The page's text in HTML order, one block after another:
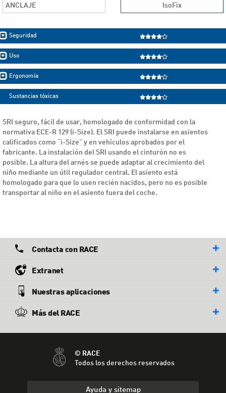
ANCLAJE IsoFix
Seguridad
Uso
Ergonomía
Sustancias tóxicas
SRI seguro, fácil de usar, homologado de conformidad con la
normativa ECE-R 129 (i-Size). El SRI puede instalarse en asientos
calificados como “i-Size” y en vehículos aprobados por el
fabricante. La instalación del SRI usando el cinturón no es
posible. La altura del arnés se puede adaptar al crecimiento del
niño mediante un útil regulador central. El asiento está
homologado para que lo usen recién nacidos, pero no es posible
transportar al niño en el asiento fuera del coche.
Contacta con RACE
Extranet
Nuestras aplicaciones
Más del RACE
© RACE
Todos los derechos reservados
Ayuda y sitemap